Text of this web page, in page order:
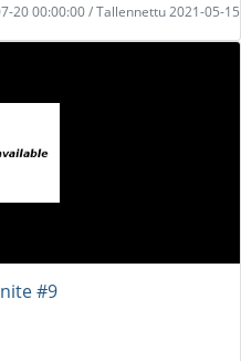
20 00:00:00 / Tallennettu 2021-05-15
#9